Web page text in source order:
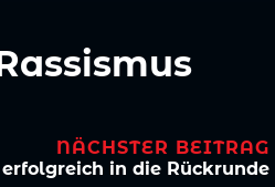
NÄCHSTER BEITRAG
erfolgreich in die Rückrunde